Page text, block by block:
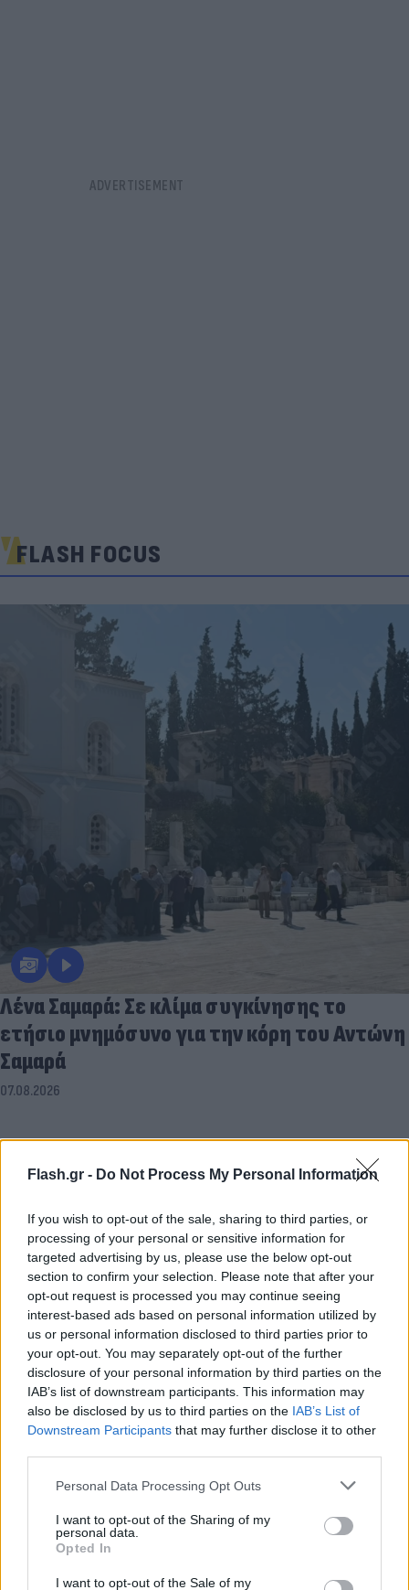
Flash.gr - Do Not Process My Personal Information
If you wish to opt-out of the sale, sharing to third parties, or
processing of your personal or sensitive information for
targeted advertising by us, please use the below opt-out
section to confirm your selection. Please note that after your
opt-out request is processed you may continue seeing
interest-based ads based on personal information utilized by
us or personal information disclosed to third parties prior to
your opt-out. You may separately opt-out of the further
disclosure of your personal information by third parties on the
IAB’s list of downstream participants. This information may
also be disclosed by us to third parties on the IAB’s List of
Downstream Participants that may further disclose it to other
Please note that this website/app uses one or more Google
not limited to your visit or usage behaviour. You may click to
grant or deny consent to Google and its third-party tags to
use your data for below specified purposes in below Google
consent section.
Personal Data Processing Opt Outs
I want to opt-out of the Sharing of my
personal data.
Opted In
I want to opt-out of the Sale of my
FLASH FOCUS
Λένα Σαμαρά: Σε κλίμα συγκίνησης το
ετήσιο μνημόσυνο για την κόρη του Αντώνη
Σαμαρά
07.08.2026